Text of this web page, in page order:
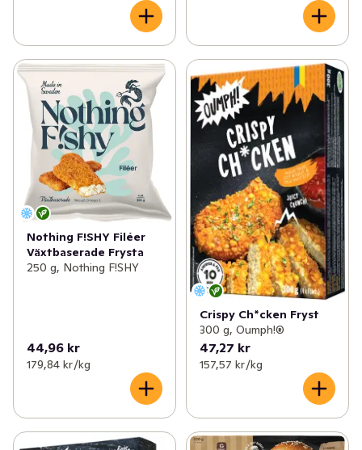
Nothing F!SHY Filéer
Växtbaserade Frysta
250 g, Nothing F!SHY
44,96 kr
179,84 kr /kg
Crispy Ch*cken Fryst
300 g, Oumph!®
47,27 kr
157,57 kr /kg